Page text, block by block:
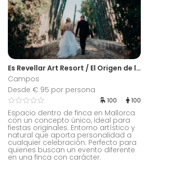
Es Revellar Art Resort / El Origen de la Vida
Campos
Desde € 95 por persona
100 100
Espacio dentro de finca en Mallorca
con un concepto único, ideal para
fiestas originales. Entorno artístico y
natural que aporta personalidad a
cualquier celebración. Perfecto para
quienes buscan un evento diferente
en una finca con carácter.